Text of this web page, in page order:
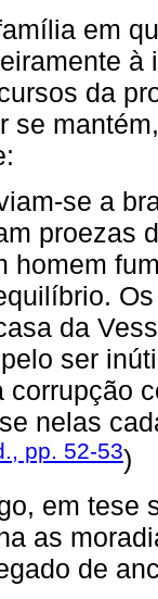
em
da
se
se a
proezas
homem
da
ser
corrupção
nelas
pp. 52-53)
em tese
as
de